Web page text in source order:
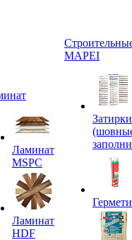
Ламинат
MSPC
Ламинат
HDF
MAPEI
Затирки